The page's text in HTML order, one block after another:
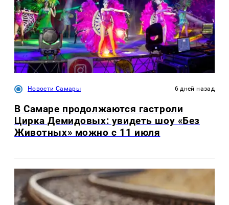
Новости Самары 6 дней назад
В Самаре продолжаются гастроли
Цирка Демидовых: увидеть шоу «Без
Животных» можно с 11 июля